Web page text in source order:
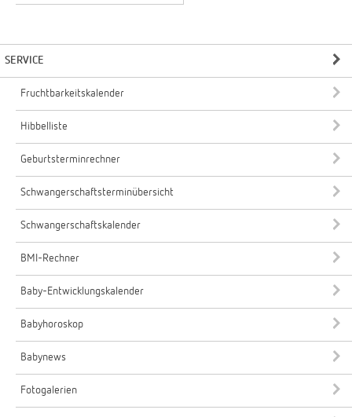
SERVICE
Fruchtbarkeitskalender
Hibbelliste
Geburtsterminrechner
Schwangerschaftsterminübersicht
Schwangerschaftskalender
BMI-Rechner
Baby-Entwicklungskalender
Babyhoroskop
Babynews
Fotogalerien